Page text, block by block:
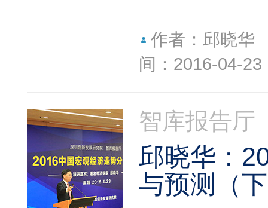
作者：邱晓华
间：2016-04-23
智库报告厅
邱晓华：
与预测（